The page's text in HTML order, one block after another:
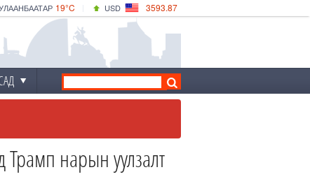
19°C
19°C
ДАРХАН
17°C
ЭРДЭНЭТ
USD 3593.87
4141.04
нарын уулзалт